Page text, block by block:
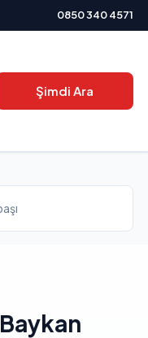
0850 340 4571
Şimdi Ara